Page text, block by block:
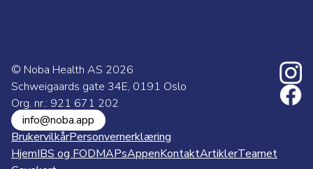
© Noba Health AS 2026
Schweigaards gate 34E, 0191 Oslo
Org. nr.: 921 671 202
info@noba.app
BrukervilkårPersonvernerklæring
HjemIBS og FODMAPsAppenKontaktArtiklerTeamet